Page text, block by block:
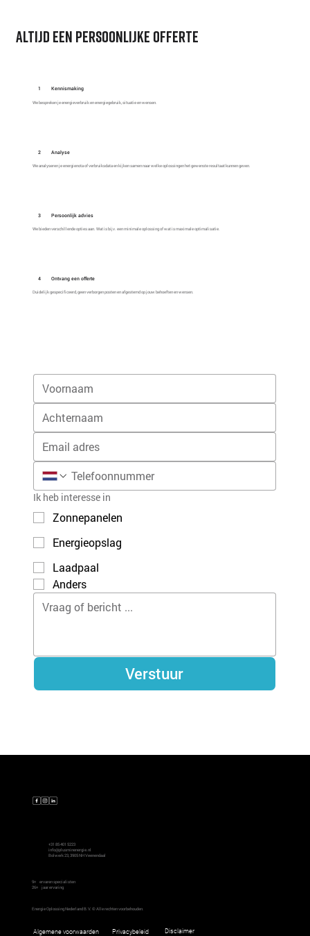
1 Kennismaking
We bespreken je energieverbruik en energiegebruik, situatie en wensen.
2 Analyse
We analyseren je energienota of verbruiksdata en kijken samen naar welke oplossingen het gewenste resultaat kunnen geven.
3 Persoonlijk advies
We bieden verschillende opties aan. Wat is bijv. een minimale oplossing of wat is maximale optimalisatie.
4 Ontvang een offerte
Duidelijk gespecificeerd, geen verborgen posten en afgestemd op jouw behoeften en wensen.
Ik heb interesse in
Zonnepanelen
Energieopslag
Laadpaal
Anders
Verstuur
altijd een persoonlijke offerte
9+ ervaren specialisten
+31 85 401 5223
info@plusminenergie.nl
Bolwerk 23, 3905 NH Veenendaal
26+ jaar ervaring
Energie Oplossing Nederland B.V. © Alle rechten voorbehouden.
Algemene voorwaarden Privacybeleid Disclaimer